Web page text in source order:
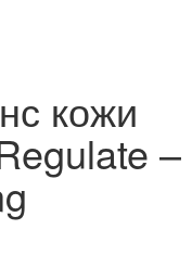
кожи
–